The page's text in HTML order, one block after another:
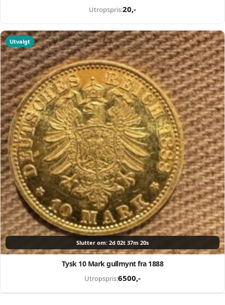
Utropspris:20,-
Utvalgt
Slutter om: 2d 02t 37m 19s
Tysk 10 Mark gullmynt fra 1888
Utropspris:6500,-